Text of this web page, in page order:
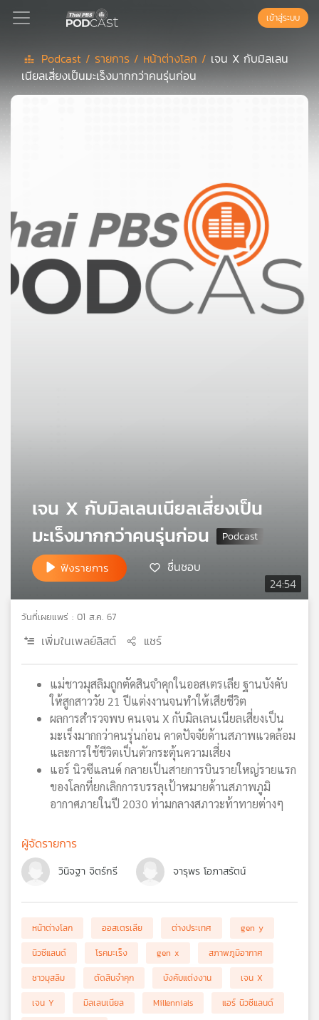
Podcast
เพล
ย์
ลิ
สต์
ของ
กิจกรรม
เกี่ยว
เรา
ข่าย
เข้าสู่ระบบ
Podcast / รายการ / หน้าต่างโลก / เจน X กับมิลเลน
เนียลเสี่ยงเป็นมะเร็งมากกว่าคนรุ่นก่อน
24:54
เจน X กับมิลเลนเนียลเสี่ยงเป็น
มะเร็งมากกว่าคนรุ่นก่อน
ฟังรายการ ชื่นชอบ
วันที่เผยแพร่ : 01 ส.ค. 67
เพิ่มในเพลย์ลิสต์ แชร์
แม่ชาวมุสลิมถูกตัดสินจำคุกในออสเตรเลีย ฐานบังคับ
ให้สูกสาววัย 21 ปีแต่งงานจนทำให้เสียชีวิต
ผลการสำรวจพบ คนเจน X กับมิลเลนเนียลเสี่ยงเป็น
มะเร็งมากกว่าคนรุ่นก่อน คาดปัจจัยด้านสภาพแวดล้อม
และการใช้ชีวิตเป็นตัวกระตุ้นความเสี่ยง
แอร์ นิวซีแลนด์ กลายเป็นสายการบินรายใหญ่รายแรก
ของโลกที่ยกเลิกการบรรลุเป้าหมายด้านสภาพภูมิ
อากาศภายในปี 2030 ท่ามกลางสภาวะท้าทายต่างๆ
ผู้จัดรายการ
วินิจฐา จิตร์กรี จารุพร โอภาสรัตน์
หน้าต่างโลก ออสเตรเลีย ต่างประเทศ
gen y
นิวซีแลนด์
โรคมะเร็ง gen x
สภาพภูมิอากาศ
ชาวมุสลิม
ตัดสินจำคุก บังคับแต่งงาน
เจน X
เจน Y
มิลเลนเนียล Millennials
แอร์ นิวซีแลนด์